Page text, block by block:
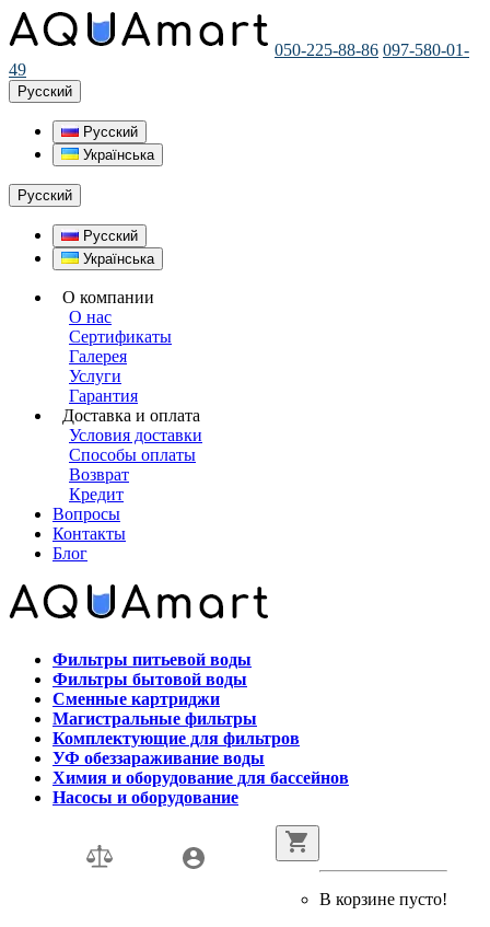
050-225-88-86 097-580-01-
49
Русский
Русский
Українська
Русский
Русский
Українська
О компании
О нас
Сертификаты
Галерея
Услуги
Гарантия
Доставка и оплата
Условия доставки
Способы оплаты
Возврат
Кредит
Вопросы
Контакты
Блог
Фильтры питьевой воды
Фильтры бытовой воды
Сменные картриджи
Магистральные фильтры
Комплектующие для фильтров
УФ обеззараживание воды
Химия и оборудование для бассейнов
Насосы и оборудование
В корзине пусто!